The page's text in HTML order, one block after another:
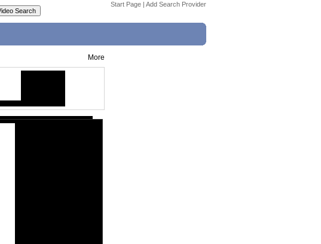
Start Page | Add Search Provider
More